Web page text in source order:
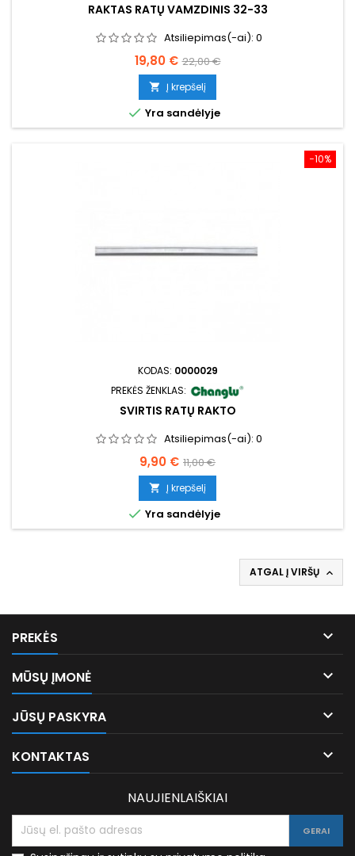
RAKTAS RATŲ VAMZDINIS 32-33
Atsiliepimas(-ai): 0
Kaina
19,80 € Bazinė
kaina
22,00 €
 Į krepšelį
 Yra sandėlyje
−10%
KODAS: 0000029
PREKĖS ŽENKLAS:
SVIRTIS RATŲ RAKTO
Atsiliepimas(-ai): 0
Kaina
9,90 € Bazinė
kaina
11,00 €
 Į krepšelį
 Yra sandėlyje
ATGAL Į VIRŠŲ 
PREKĖS 
MŪSŲ ĮMONĖ 
JŪSŲ PASKYRA 
KONTAKTAS 
NAUJIENLAIŠKIAI